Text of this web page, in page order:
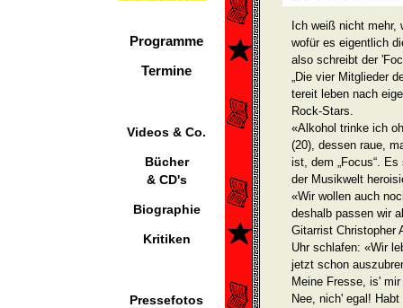
Programme
Termine
Videos & Co.
Bücher
& CD's
Biographie
Kritiken
Pressefotos
Ich weiß nicht
wofür es eigentlich
also schreibt der
„Die vier Mitglieder
tereit leben nach
Rock-Stars.
«Alkohol trinke ich
(20), dessen raue,
ist, dem „Focus“.
der Musikwelt
«Wir wollen auch
deshalb passen wir
Gitarrist Christopher
Uhr schlafen: «Wir
jetzt schon
Meine Fresse, is'
Nee, nich' egal!